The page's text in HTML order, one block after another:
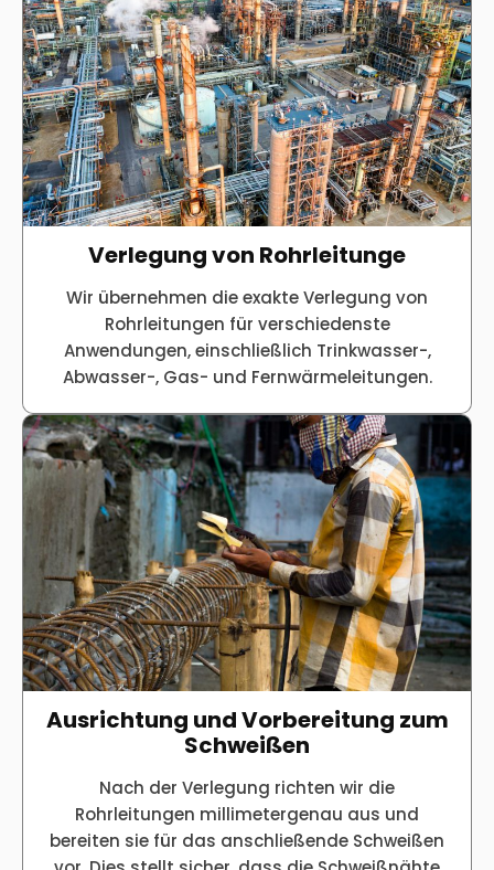
Verlegung von Rohrleitunge
Wir übernehmen die exakte Verlegung von
Rohrleitungen für verschiedenste
Anwendungen, einschließlich Trinkwasser-,
Abwasser-, Gas- und Fernwärmeleitungen.
Ausrichtung und Vorbereitung zum
Schweißen
Nach der Verlegung richten wir die
Rohrleitungen millimetergenau aus und
bereiten sie für das anschließende Schweißen